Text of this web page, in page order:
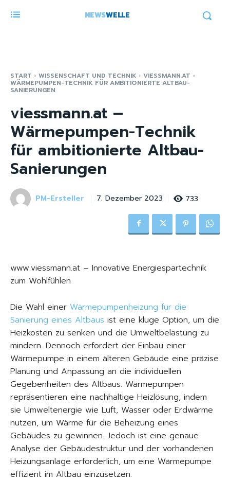
NEWSWELLE
START WISSENSCHAFT UND TECHNIK VIESSMANN.AT -
WÄRMEPUMPEN-TECHNIK FÜR AMBITIONIERTE ALTBAU-
SANIERUNGEN
viessmann.at –
Wärmepumpen-Technik
für ambitionierte Altbau-
Sanierungen
PM-Ersteller 7. Dezember 2023 733
www.viessmann.at – Innovative Energiespartechnik
zum Wohlfühlen
Die Wahl einer Wärmepumpenheizung für die
Sanierung eines Altbaus ist eine kluge Option, um die
Heizkosten zu senken und die Umweltbelastung zu
mindern. Dennoch erfordert der Einbau einer
Wärmepumpe in einem älteren Gebäude eine präzise
Planung und Anpassung an die individuellen
Gegebenheiten des Altbaus. Wärmepumpen
repräsentieren eine nachhaltige Heizlösung, indem
sie Umweltenergie wie Luft, Wasser oder Erdwärme
nutzen, um Wärme für die Beheizung eines
Gebäudes zu gewinnen. Jedoch ist eine genaue
Analyse der Gebäudestruktur und der vorhandenen
Heizungsanlage erforderlich, um eine Wärmepumpe
effizient im Altbau einzusetzen.